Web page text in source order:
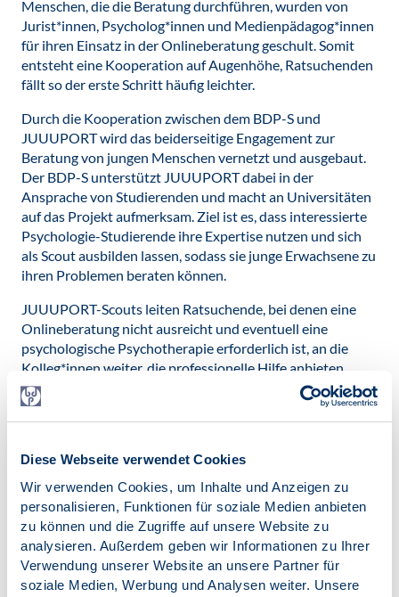
Diese Webseite verwendet Cookies
Wir verwenden Cookies, um Inhalte und Anzeigen zu
personalisieren, Funktionen für soziale Medien anbieten
zu können und die Zugriffe auf unsere Website zu
analysieren. Außerdem geben wir Informationen zu Ihrer
Verwendung unserer Website an unsere Partner für
soziale Medien, Werbung und Analysen weiter. Unsere
Menschen, die die Beratung durchführen, wurden von
Jurist*innen, Psycholog*innen und Medienpädagog*innen
für ihren Einsatz in der Onlineberatung geschult. Somit
entsteht eine Kooperation auf Augenhöhe, Ratsuchenden
fällt so der erste Schritt häufig leichter.
Durch die Kooperation zwischen dem BDP-S und
JUUUPORT wird das beiderseitige Engagement zur
Beratung von jungen Menschen vernetzt und ausgebaut.
Der BDP-S unterstützt JUUUPORT dabei in der
Ansprache von Studierenden und macht an Universitäten
auf das Projekt aufmerksam. Ziel ist es, dass interessierte
Psychologie-Studierende ihre Expertise nutzen und sich
als Scout ausbilden lassen, sodass sie junge Erwachsene zu
ihren Problemen beraten können.
JUUUPORT-Scouts leiten Ratsuchende, bei denen eine
Onlineberatung nicht ausreicht und eventuell eine
psychologische Psychotherapie erforderlich ist, an die
Kolleg*innen weiter, die professionelle Hilfe anbieten
können. Darüber hinaus fördern beide Einrichtungen eine
stärkere Vernetzung ihrer Informations- und
Fortbildungsangebote.
Tim-Can Werning, Vorstandsmitglied der Studierenden im
BDP, betont, dass die Zusammenarbeit ein wichtiger
Schritt in der Prävention von Mobbing darstellt: „Mit der
Kooperation möchten wir Studierende und
psychologische Psychotherapeut*innen für die
Problematik des Cybermobbings sensibilisieren. Dabei
spielen Wissen und Förderung von präventivem Verhalten